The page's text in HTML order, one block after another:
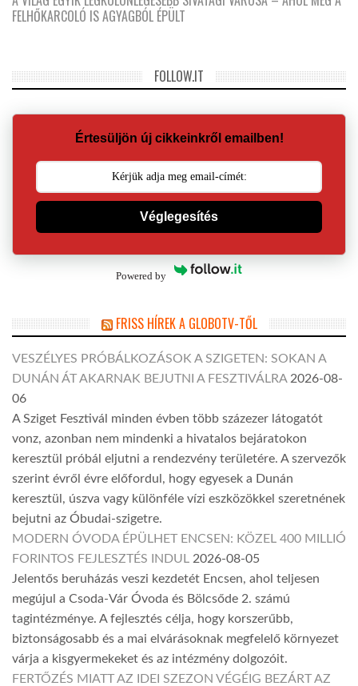
FELHŐKARCOLÓ IS AGYAGBÓL ÉPÜLT
FOLLOW.IT
Értesüljön új cikkeinkről emailben!
Véglegesítés
Powered by
FRISS HÍREK A GLOBOTV-TŐL
VESZÉLYES PRÓBÁLKOZÁSOK A SZIGETEN: SOKAN A
DUNÁN ÁT AKARNAK BEJUTNI A FESZTIVÁLRA 2026-08-
06
A Sziget Fesztivál minden évben több százezer látogatót
vonz, azonban nem mindenki a hivatalos bejáratokon
keresztül próbál eljutni a rendezvény területére. A szervezők
szerint évről évre előfordul, hogy egyesek a Dunán
keresztül, úszva vagy különféle vízi eszközökkel szeretnének
bejutni az Óbudai-szigetre.
MODERN ÓVODA ÉPÜLHET ENCSEN: KÖZEL 400 MILLIÓ
FORINTOS FEJLESZTÉS INDUL 2026-08-05
Jelentős beruházás veszi kezdetét Encsen, ahol teljesen
megújul a Csoda-Vár Óvoda és Bölcsőde 2. számú
tagintézménye. A fejlesztés célja, hogy korszerűbb,
biztonságosabb és a mai elvárásoknak megfelelő környezet
várja a kisgyermekeket és az intézmény dolgozóit.
FERTŐZÉS MIATT AZ IDEI SZEZON VÉGÉIG BEZÁRT AZ